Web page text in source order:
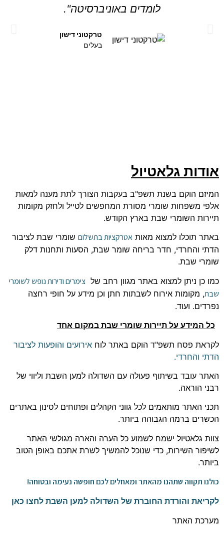
לומדים באוניברסיטה".
טרקטוני דישון
בעלים
אודות גלאטיול
המיזם הוקם בשנת תשפ"ב בעקבות הצורך לתת מענה למאות
אלפי משפחות שומרי מסורת המחפשים לטייל ולחזק מקומות
תיירות השומרי שבת בארץ הקודש.
באתר תוכלו למצוא מאות אטרקציות בתשלום שומרי שבת לציבור
הדתי והחרדי, חדר בריחה שומר שבת, הסעות ותחנות דלק
שומרי שבת.
כמו כן ניתן למצוא באתר מגוון רחב של צימרים ודירות נופש לשומרי
שבת, מקומות אירוח לשבתות חתן וכן מידע על חופי רחצה
נפרדים. ועוד.
כל המידע על תיירות שומרי שבת במקום אחד
לקראת פסח תשפ"ד הוקם באתר לוח אירועים והופעות לציבור
הדתי והחרדי.
האתר עובד בשיתוף פעולה עם השדולה למען השבת וליווי של
רבני הוראה.
תכני האתר מותאמים לכל גווני הקהלים ופתוחים לסינון באתרים
הכשרים ברמה הגבוהה ביותר.
צוות גלאטיול ישמח לשמוע כל הערה והארה מגולשי האתר
לשיפור השירות, כדי שנוכל להמשיך לשרת אתכם באופן הטוב
ביותר.
כולנו תקווה שתהנו מהאתר ומאחלים לכם חופשה נעימה ובטוחה!
לקריאת והורדת החוברת של השדולה למען השבת לחצו כאן
מערכת האתר